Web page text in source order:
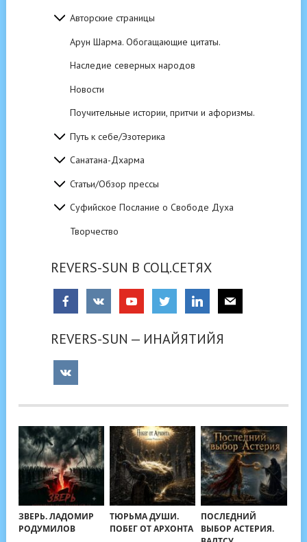
Авторские страницы
Арун Шарма. Обогащающие цитаты.
Наследие северных народов
Новости
Поучительные истории, притчи и афоризмы.
Путь к себе/Эзотерика
Санатана-Дхарма
Статьи/Обзор прессы
Суфийское Послание о Свободе Духа
Творчество
REVERS-SUN В СОЦ.СЕТЯХ
REVERS-SUN — ИНАЙЯТИЙЯ
ЗВЕРЬ. ЛАДОМИР
РОДУМИЛОВ
ТЮРЬМА ДУШИ.
ПОБЕГ ОТ АРХОНТА
ПОСЛЕДНИЙ
ВЫБОР АСТЕРИЯ.